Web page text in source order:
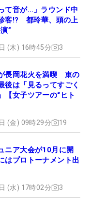
て音が…」ラウンド中
客!? 都玲華、頭の上
”
(木) 16時45分 3
長岡花火を満喫 束の
後は「見るってすごく
【女子ツアーの“ヒト
(金) 09時29分 19
ニア大会が10月に開
プロトーナメント出
(水) 17時02分 3